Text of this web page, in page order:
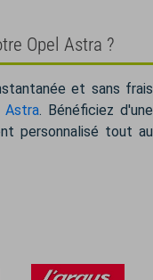
Opel Astra ?
et sans frais
Astra. Bénéficiez d'une
personnalisé tout au